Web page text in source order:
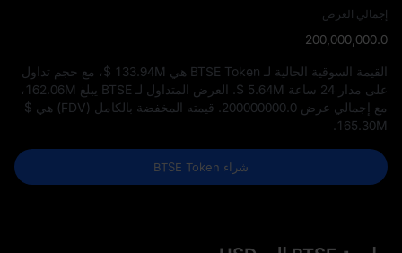
إجمالي العرض
200,000,000.0
القيمة السوقية الحالية لـ BTSE Token هي $ 133.94M، مع حجم تداول
على مدار 24 ساعة
$ 5.64M . العرض المتداول لـ BTSE يبلغ 162.06M ،
مع إجمالي عرض 200000000.0 . قيمته المخفضة بالكامل (FDV) هي
$
165.30M
شراء BTSE Token